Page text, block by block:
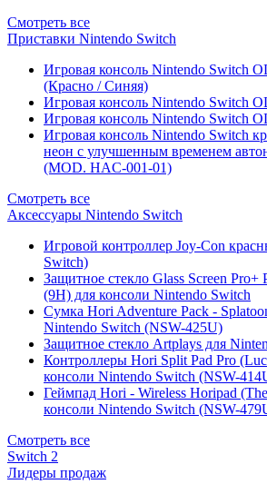
Смотреть все
Приставки Nintendo Switch
Игровая консоль Nintendo Switch
(Красно / Синяя)
Игровая консоль Nintendo Switch
Игровая консоль Nintendo Switch
Игровая консоль Nintendo Switch
неон с улучшенным временем
(MOD. HAC-001-01)
Смотреть все
Аксессуары Nintendo Switch
Игровой контроллер Joy-Con
Switch)
Защитное стекло Glass Screen Pro+
(9H) для консоли Nintendo Switch
Сумка Hori Adventure Pack -
Nintendo Switch (NSW-425U)
Защитное стекло Artplays для
Контроллеры Hori Split Pad Pro
консоли Nintendo Switch (NSW-
Геймпад Hori - Wireless Horipad
консоли Nintendo Switch (NSW-
Смотреть все
Switch 2
Лидеры продаж